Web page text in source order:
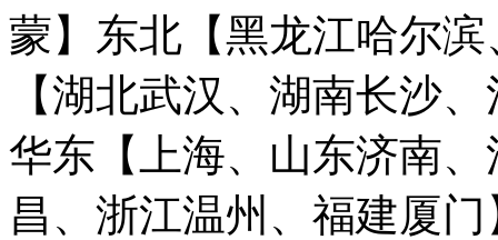
蒙】 东北【黑龙江哈尔
【湖北武汉、湖南长沙
华东【上海、山东济南
昌、浙江温州、福建厦门